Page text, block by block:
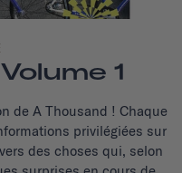
1
de A Thousand ! Chaque
privilégiées sur
des choses qui, selon